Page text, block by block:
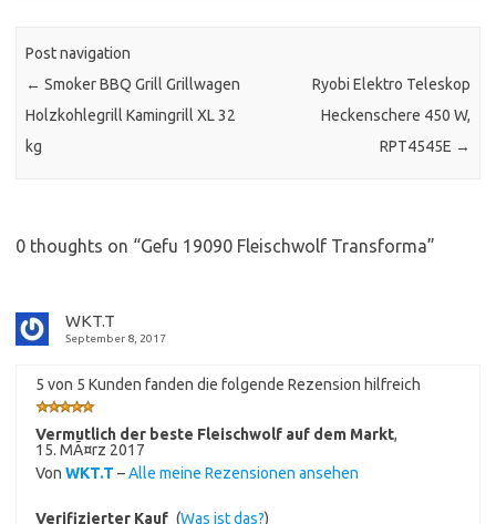
Post navigation
← Smoker BBQ Grill Grillwagen
Holzkohlegrill Kamingrill XL 32
kg
Ryobi Elektro Teleskop
Heckenschere 450 W,
RPT4545E →
0 thoughts on “Gefu 19090 Fleischwolf Transforma”
WKT.T
September 8, 2017
5 von 5 Kunden fanden die folgende Rezension hilfreich
Vermutlich der beste Fleischwolf auf dem Markt,
15. MÃ¤rz 2017
Von WKT.T –Alle meine Rezensionen ansehen
Verifizierter Kauf (Was ist das?)